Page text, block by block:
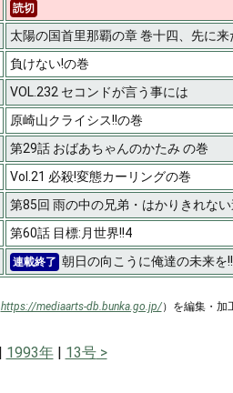
読切
太陽の国首里那覇の章 巻十四、先に来
負けない!の巻
VOL.232 セコンドが言う事には
原崎山クライシス!!の巻
第29話 おばあちゃんのかたみ の巻
Vol.21 必殺!変態カーリングの巻
第85回 雨の中の兄弟・はかりきれな
第60話 目標:月世界!!4
連載終了 朝日の向こうに俺達の未来を
https://mediaarts-db.bunka.go.jp/）を編集・加
1993年 13号